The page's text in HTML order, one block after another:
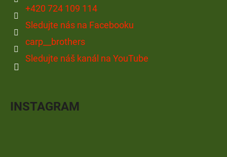
+420 724 109 114
Sledujte nás na Facebooku
carp__brothers
Sledujte náš kanál na YouTube
INSTAGRAM